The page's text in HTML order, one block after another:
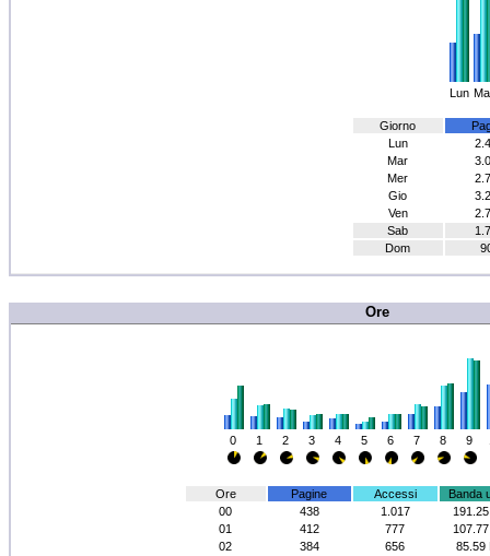
Lun
Giorno
Lun
Mar
Mer
Gio
Ven
Sab
Dom
Ore
0 1 2 3 4 5 6 7 8 9
Ore Pagine Accessi
Banda
00
438 1.017
01
412 777
02
384 656
85.59